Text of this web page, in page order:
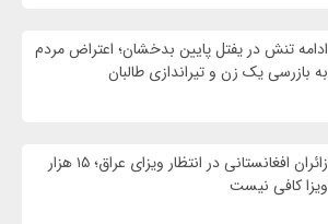
ادامه تنش در یفتل پایین بدخشان؛ اعتراض مردم
به بازرسی یک زن و تیراندازی طالبان
زائران افغانستانی در انتظار ویزای عراق؛ ۱۵ هزار
ویزا کافی نیست